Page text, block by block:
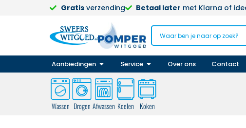
Gratisverzending Betaal later met Klarna of
Aanbiedingen Service Over ons Contact
Wassen Drogen Afwassen Koelen Koken